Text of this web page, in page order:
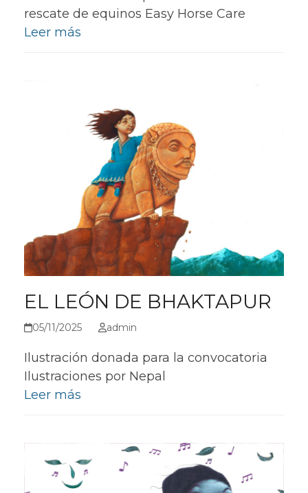
rescate de equinos Easy Horse Care
Leer más
EL LEÓN DE BHAKTAPUR
05/11/2025 admin
Ilustración donada para la convocatoria
Ilustraciones por Nepal
Leer más